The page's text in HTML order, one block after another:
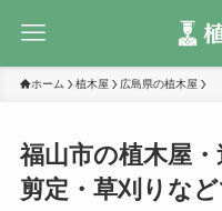
ホーム 植木屋 広島県の植木屋
福山市の植木屋・
剪定・草刈りな